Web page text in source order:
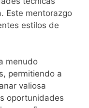
Este mentorazgo
estilos de
menudo
permitiendo a
valiosa
oportunidades